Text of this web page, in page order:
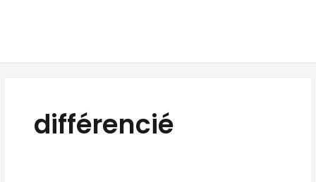
différencié